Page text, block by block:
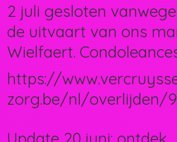
2 juli gesloten vanwege
de uitvaart van ons
Wielfaert.
https://
zorg.be/nl/overlijden/